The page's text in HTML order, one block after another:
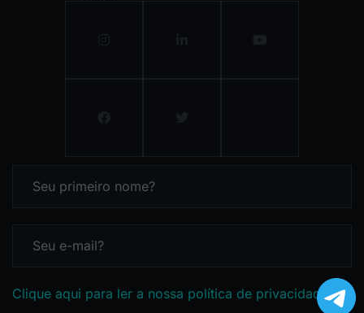
Clique aqui para ler a nossa política de privacidade